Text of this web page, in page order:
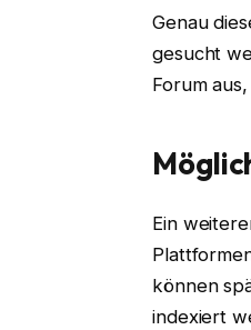
Genau
gesucht
Forum
Ein
können
indexiert